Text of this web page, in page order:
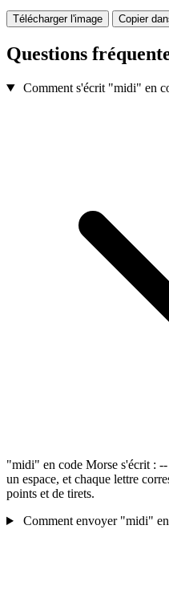
Télécharger l'image Copier
Questions
Comment s'écrit "midi" en
"midi" en code Morse s'écrit : --
un espace, et chaque lettre
points et de tirets.
Comment envoyer "midi"